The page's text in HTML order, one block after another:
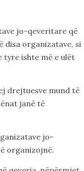
jo-qeveritare që
disa organizatave, si
tyre ishte më e ulët
drejtuesve mund të
janë të
jo-
organizojnë.